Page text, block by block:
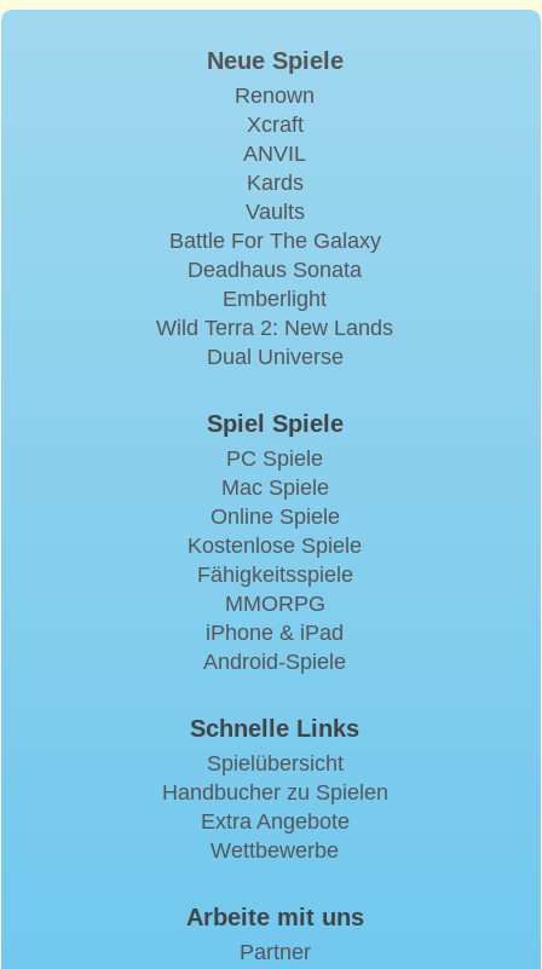
Neue Spiele
Renown
Xcraft
ANVIL
Kards
Vaults
Battle For The Galaxy
Deadhaus Sonata
Emberlight
Wild Terra 2: New Lands
Dual Universe
Spiel Spiele
PC Spiele
Mac Spiele
Online Spiele
Kostenlose Spiele
Fähigkeitsspiele
MMORPG
iPhone & iPad
Android-Spiele
Schnelle Links
Spielübersicht
Handbucher zu Spielen
Extra Angebote
Wettbewerbe
Arbeite mit uns
Partner